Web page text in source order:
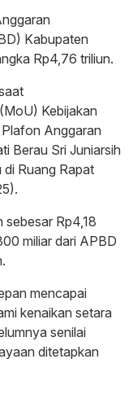
Kabupaten
Rp4,76 triliun.
Kebijakan
Anggaran
Berau Sri Juniarsih
di Ruang Rapat
Rp4,18
miliar dari APBD
mencapai
kenaikan setara
senilai
ditetapkan